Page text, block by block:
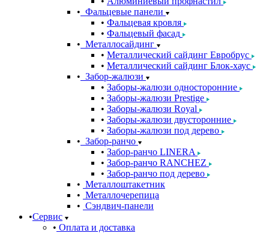
Фальцевые панели
Фальцевая кровля
Фальцевый фасад
Металлосайдинг
Металлический сайдинг Евробрус
Металлический сайдинг Блок-хаус
Забор-жалюзи
Заборы-жалюзи односторонние
Заборы-жалюзи Prestige
Заборы-жалюзи Royal
Заборы-жалюзи двусторонние
Заборы-жалюзи под дерево
Забор-ранчо
Забор-ранчо LINERA
Забор-ранчо RANCHEZ
Забор-ранчо под дерево
Металлоштакетник
Металлочерепица
Сэндвич-панели
Сервис
Оплата и доставка